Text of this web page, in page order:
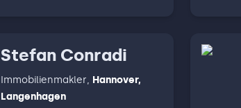
Stefan Conradi
Immobilienmakler, Hannover,
Langenhagen